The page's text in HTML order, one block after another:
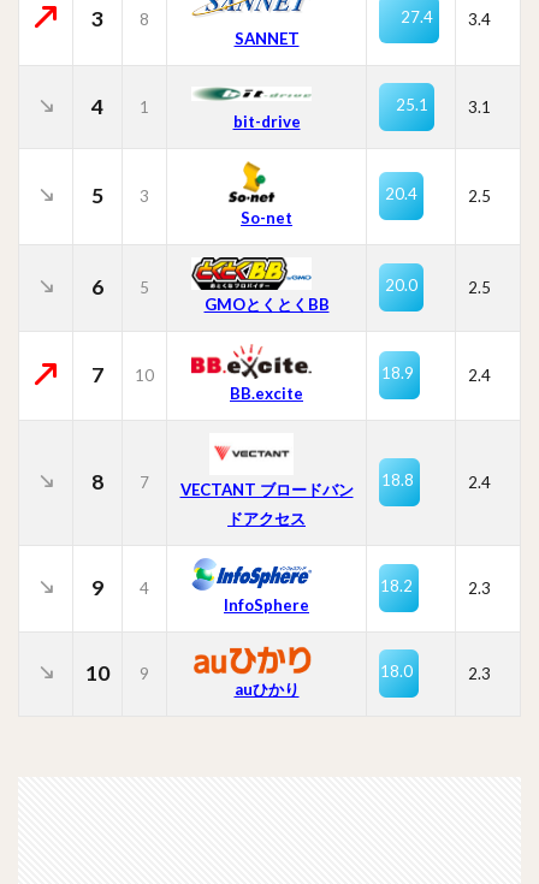
3
8
SANNET
27.4 3.4
4 1
bit-drive
25.1 3.1
5
3
So-net
20.4 2.5
6
5
GMOとくとくBB
20.0 2.5
7
10
BB.excite
18.9 2.4
8 7
VECTANT ブロードバン
ドアクセス
18.8 2.4
9
4
InfoSphere
18.2 2.3
10
9
auひかり
18.0 2.3